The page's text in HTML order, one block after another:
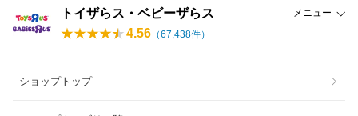
トイザらス・ベビーザらス メニュー
4.56 （67,438件）
ショップトップ